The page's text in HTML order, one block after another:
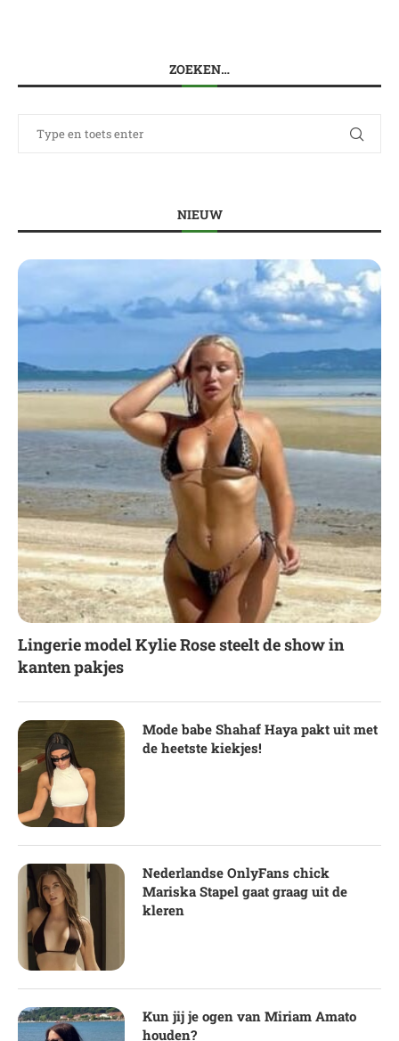
ZOEKEN…
NIEUW
Lingerie model Kylie Rose steelt de show in
kanten pakjes
Mode babe Shahaf Haya pakt uit met
de heetste kiekjes!
Nederlandse OnlyFans chick
Mariska Stapel gaat graag uit de
kleren
Kun jij je ogen van Miriam Amato
houden?